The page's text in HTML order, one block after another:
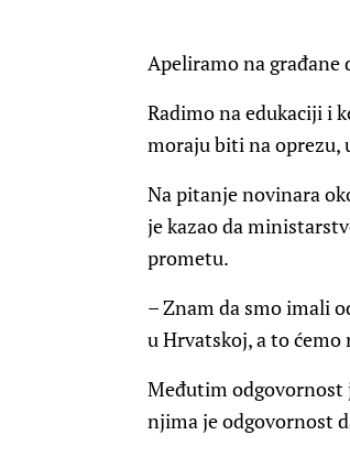
Apeliramo na građane
Radimo na edukaciji i
moraju biti na oprezu,
Na pitanje novinara
je kazao da
prometu.
– Znam da smo imali
u Hrvatskoj, a to
Međutim odgovornost
njima je odgovornost